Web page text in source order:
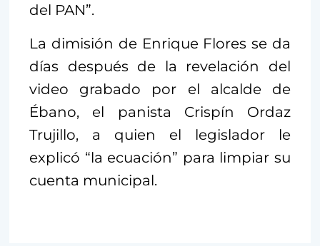
del PAN”.
La dimisión de Enrique Flores se da
días después de la revelación del
video grabado por el alcalde de
Ébano, el panista Crispín Ordaz
Trujillo, a quien el legislador le
explicó “la ecuación” para limpiar su
cuenta municipal.